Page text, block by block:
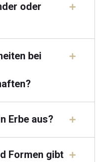
oder
bei
Erbe aus?
Formen gibt